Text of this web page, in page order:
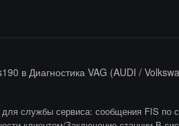
в Диагностика VAG (AUDI /
службы сервиса: сообщения FIS по